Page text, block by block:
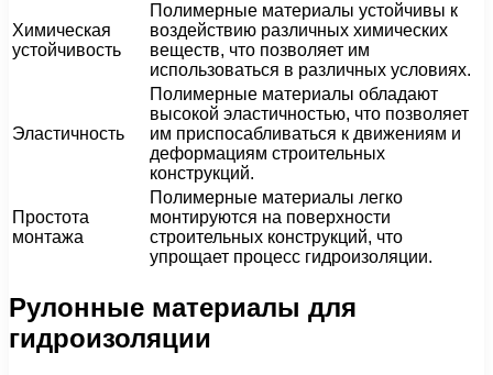
Химическая
устойчивость
Полимерные материалы устойчивы к
воздействию различных химических
веществ, что позволяет им
использоваться в различных условиях.
Эластичность
Полимерные материалы обладают
высокой эластичностью, что позволяет
им приспосабливаться к движениям и
деформациям строительных
конструкций.
Простота
монтажа
Полимерные материалы легко
монтируются на поверхности
строительных конструкций, что
упрощает процесс гидроизоляции.
Рулонные материалы для
гидроизоляции